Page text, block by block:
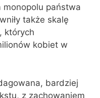
monopolu państwa
także skalę
których
kobiet w
bardziej
z zachowaniem